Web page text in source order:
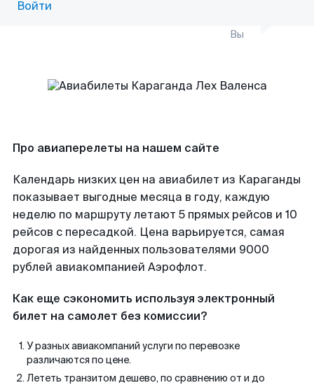
Войти
Вы
Про авиаперелеты на нашем сайте
Календарь низких цен на авиабилет из Караганды
показывает выгодные месяца в году, каждую
неделю по маршруту летают 5 прямых рейсов и 10
рейсов с пересадкой. Цена варьируется, самая
дорогая из найденных пользователями 9000
рублей авиакомпанией Аэрофлот.
Как еще сэкономить используя электронный
билет на самолет без комиссии?
У разных авиакомпаний услуги по перевозке
различаются по цене.
Лететь транзитом дешево, по сравнению от и до